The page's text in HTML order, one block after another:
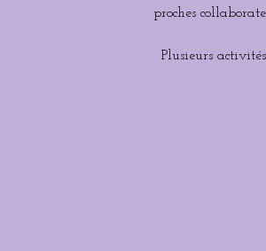
proches
Plusieurs